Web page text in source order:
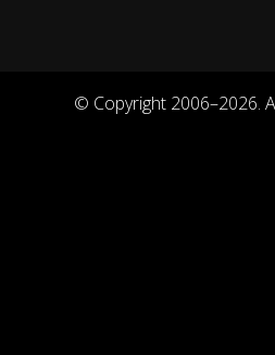
© Copyright 2006–2026.